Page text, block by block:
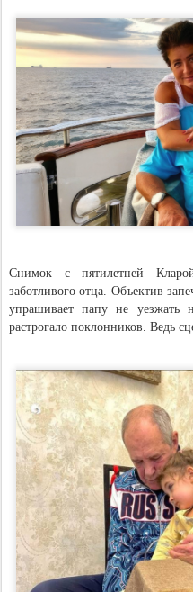
Снимок с пятилетней
заботливого отца. Объектив
упрашивает папу не уезжать
растрогало поклонников. Ведь